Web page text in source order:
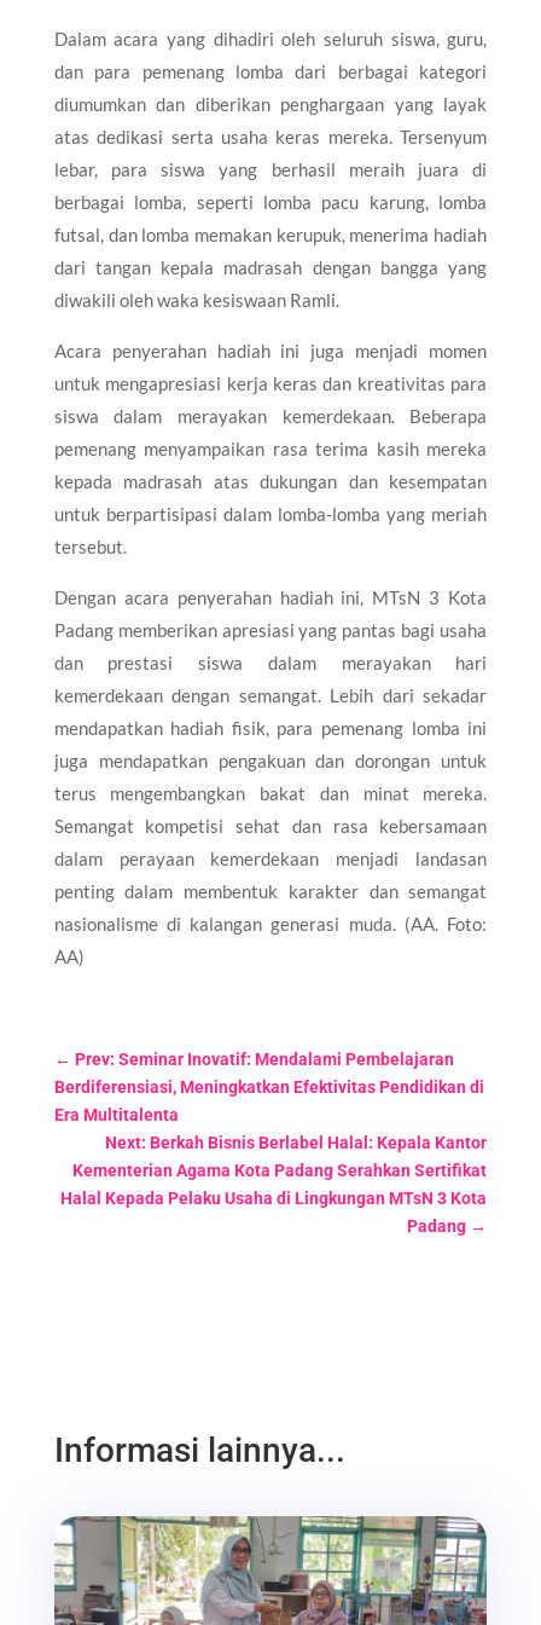
Dalam acara yang dihadiri oleh seluruh siswa, guru,
dan para pemenang lomba dari berbagai kategori
diumumkan dan diberikan penghargaan yang layak
atas dedikasi serta usaha keras mereka. Tersenyum
lebar, para siswa yang berhasil meraih juara di
berbagai lomba, seperti lomba pacu karung, lomba
futsal, dan lomba memakan kerupuk, menerima hadiah
dari tangan kepala madrasah dengan bangga yang
diwakili oleh waka kesiswaan Ramli.
Acara penyerahan hadiah ini juga menjadi momen
untuk mengapresiasi kerja keras dan kreativitas para
siswa dalam merayakan kemerdekaan. Beberapa
pemenang menyampaikan rasa terima kasih mereka
kepada madrasah atas dukungan dan kesempatan
untuk berpartisipasi dalam lomba-lomba yang meriah
tersebut.
Dengan acara penyerahan hadiah ini, MTsN 3 Kota
Padang memberikan apresiasi yang pantas bagi usaha
dan prestasi siswa dalam merayakan hari
kemerdekaan dengan semangat. Lebih dari sekadar
mendapatkan hadiah fisik, para pemenang lomba ini
juga mendapatkan pengakuan dan dorongan untuk
terus mengembangkan bakat dan minat mereka.
Semangat kompetisi sehat dan rasa kebersamaan
dalam perayaan kemerdekaan menjadi landasan
penting dalam membentuk karakter dan semangat
nasionalisme di kalangan generasi muda. (AA. Foto:
AA)
← Prev: Seminar Inovatif: Mendalami Pembelajaran
Berdiferensiasi, Meningkatkan Efektivitas Pendidikan di
Era Multitalenta
Next: Berkah Bisnis Berlabel Halal: Kepala Kantor
Kementerian Agama Kota Padang Serahkan Sertifikat
Halal Kepada Pelaku Usaha di Lingkungan MTsN 3 Kota
Padang →
Informasi lainnya...